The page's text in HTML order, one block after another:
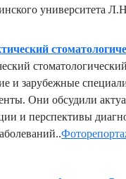
университета
и зарубежные
Они обсудили
и перспективы